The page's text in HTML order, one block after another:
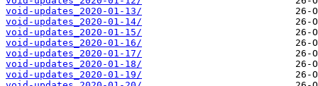
void-updates_2020-01-13/
void-updates_2020-01-14/
void-updates_2020-01-15/
void-updates_2020-01-16/
void-updates_2020-01-17/
void-updates_2020-01-18/
void-updates_2020-01-19/